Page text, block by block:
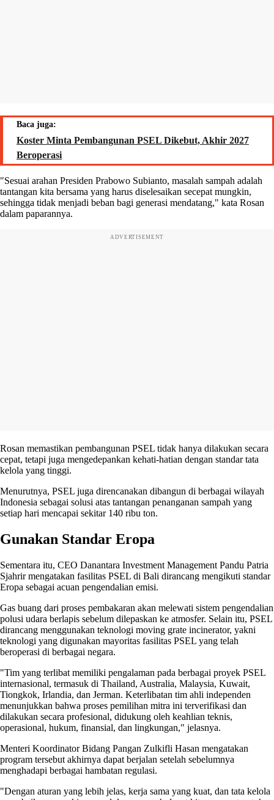
Baca juga:
Koster Minta Pembangunan PSEL Dikebut, Akhir 2027
Beroperasi
"Sesuai arahan Presiden Prabowo Subianto, masalah sampah adalah
tantangan kita bersama yang harus diselesaikan secepat mungkin,
sehingga tidak menjadi beban bagi generasi mendatang," kata Rosan
dalam paparannya.
ADVERTISEMENT
Rosan memastikan pembangunan PSEL tidak hanya dilakukan secara
cepat, tetapi juga mengedepankan kehati-hatian dengan standar tata
kelola yang tinggi.
Menurutnya, PSEL juga direncanakan dibangun di berbagai wilayah
Indonesia sebagai solusi atas tantangan penanganan sampah yang
setiap hari mencapai sekitar 140 ribu ton.
Gunakan Standar Eropa
Sementara itu, CEO Danantara Investment Management Pandu Patria
Sjahrir mengatakan fasilitas PSEL di Bali dirancang mengikuti standar
Eropa sebagai acuan pengendalian emisi.
Gas buang dari proses pembakaran akan melewati sistem pengendalian
polusi udara berlapis sebelum dilepaskan ke atmosfer. Selain itu, PSEL
dirancang menggunakan teknologi moving grate incinerator, yakni
teknologi yang digunakan mayoritas fasilitas PSEL yang telah
beroperasi di berbagai negara.
"Tim yang terlibat memiliki pengalaman pada berbagai proyek PSEL
internasional, termasuk di Thailand, Australia, Malaysia, Kuwait,
Tiongkok, Irlandia, dan Jerman. Keterlibatan tim ahli independen
menunjukkan bahwa proses pemilihan mitra ini terverifikasi dan
dilakukan secara profesional, didukung oleh keahlian teknis,
operasional, hukum, finansial, dan lingkungan," jelasnya.
Menteri Koordinator Bidang Pangan Zulkifli Hasan mengatakan
program tersebut akhirnya dapat berjalan setelah sebelumnya
menghadapi berbagai hambatan regulasi.
"Dengan aturan yang lebih jelas, kerja sama yang kuat, dan tata kelola